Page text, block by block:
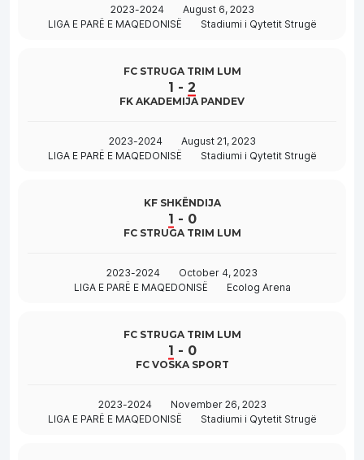
2023-2024
August 6, 2023
LIGA E PARË E MAQEDONISË
Stadiumi i Qytetit Strugë
FC STRUGA TRIM LUM
1 - 2
FK AKADEMIJA PANDEV
2023-2024
August 21, 2023
LIGA E PARË E MAQEDONISË
Stadiumi i Qytetit Strugë
KF SHKËNDIJA
1 - 0
FC STRUGA TRIM LUM
2023-2024
October 4, 2023
LIGA E PARË E MAQEDONISË
Ecolog Arena
FC STRUGA TRIM LUM
1 - 0
FC VOSKA SPORT
2023-2024
November 26, 2023
LIGA E PARË E MAQEDONISË
Stadiumi i Qytetit Strugë